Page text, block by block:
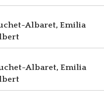
Albaret, Emilia
Albaret, Emilia